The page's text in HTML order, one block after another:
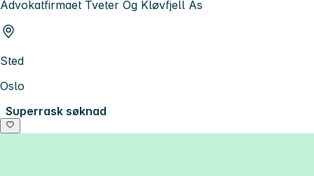
Advokatfirmaet Tveter Og Kløvfjell As
Sted
Oslo
Superrask søknad